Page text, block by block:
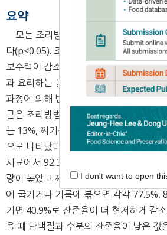
요약
모든 조리방법에 따라 가공계수는 유의
다(p<0.05). 조리 후 중량의 감소로 인하
보수력이 감소하게 되며, 이것은 중량감
과 요리하는 동안의 온도에 따라 감소량
과정에 의해 변화하는 당근의 조리가공
근은 조리방법에 따라 각각 튀기기는
는 13%, 찌기는 9%, 삶기는 약 8% 정도
으로 나타났다. 조리방법에 따른 당근의
시료에서 92.3%로 가장 높게 나타났으며,
량이 높았고 찌기와 삶기에서도 유의적으
에 굽기거나 기름에 볶으면 각각 77.5%,
기면 40.9%로 잔존율이 더 현저하게 감
을 때 단백질과 수분의 잔존율이 낮은 값
I don't want to open